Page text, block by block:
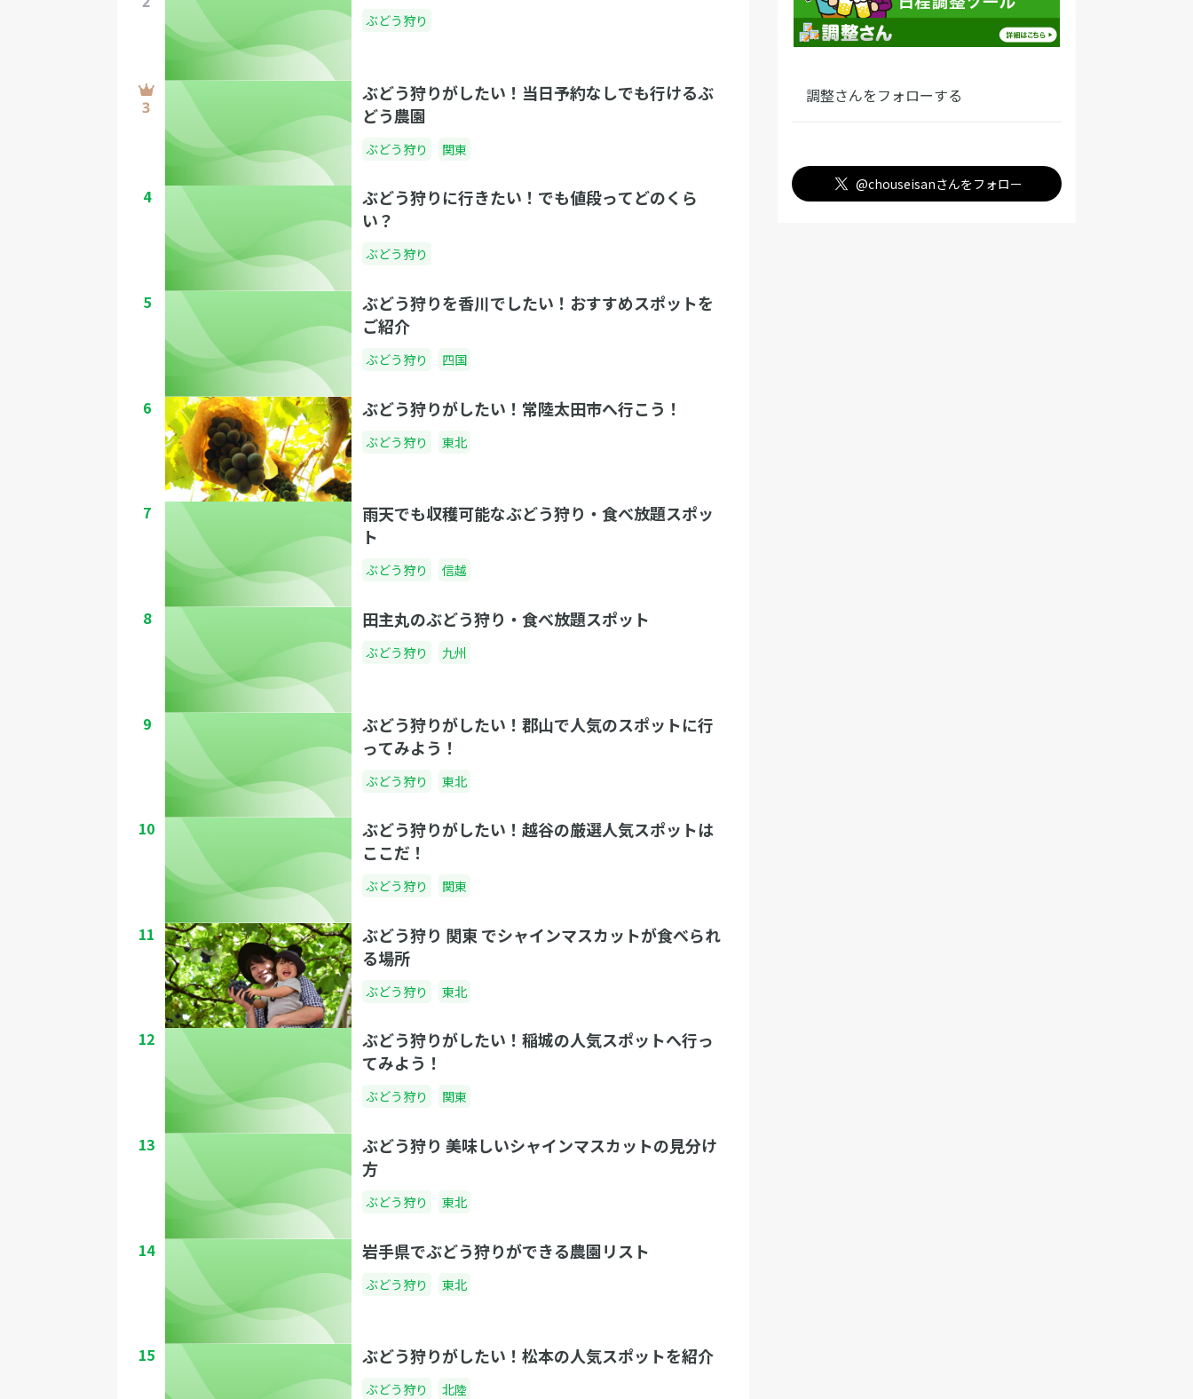
ぶどう狩り
ぶどう狩りがしたい！当日予約なしでも行けるぶ
どう農園
ぶどう狩り 関東
4
ぶどう狩りに行きたい！でも値段ってどのくら
い？
ぶどう狩り
5
ぶどう狩りを香川でしたい！おすすめスポットを
ご紹介
ぶどう狩り 四国
6 ぶどう狩りがしたい！常陸太田市へ行こう！
ぶどう狩り 東北
7
雨天でも収穫可能なぶどう狩り・食べ放題スポッ
ト
ぶどう狩り 信越
8 田主丸のぶどう狩り・食べ放題スポット
ぶどう狩り 九州
9
ぶどう狩りがしたい！郡山で人気のスポットに行
ってみよう！
ぶどう狩り 東北
10
ぶどう狩りがしたい！越谷の厳選人気スポットは
ここだ！
ぶどう狩り 関東
11
ぶどう狩り 関東 でシャインマスカットが食べられ
る場所
ぶどう狩り 東北
12
ぶどう狩りがしたい！稲城の人気スポットへ行っ
てみよう！
ぶどう狩り 関東
13
ぶどう狩り 美味しいシャインマスカットの見分け
方
ぶどう狩り 東北
14 岩手県でぶどう狩りができる農園リスト
ぶどう狩り 東北
15 ぶどう狩りがしたい！松本の人気スポットを紹介
ぶどう狩り 北陸
調整さんをフォローする
@chouseisanさんをフォロー